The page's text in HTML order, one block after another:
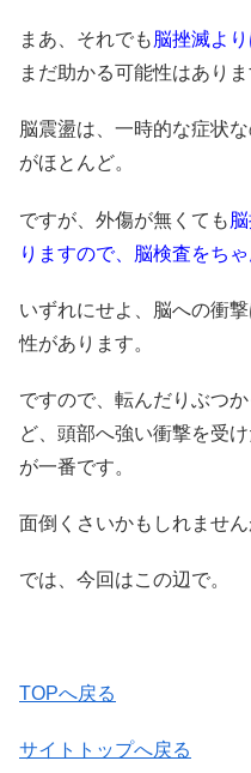
まあ、それでも 脳挫滅よ
まだ助かる可能性はありま
脳震盪は、一時的な症状
がほとんど。
ですが、外傷が無くても
りますので、
脳検査をち
いずれにせよ、脳への衝
性があります。
ですので、転んだりぶつ
ど、頭部へ強い衝撃を受け
が一番です。
面倒くさいかもしれません
では、今回はこの辺で。
TOPへ戻る
サイトトップへ戻る